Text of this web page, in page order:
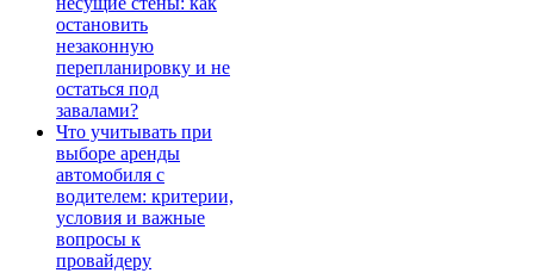
остановить
незаконную
перепланировку и не
остаться под
завалами?
Что учитывать при
выборе аренды
автомобиля с
водителем: критерии,
условия и важные
вопросы к
провайдеру